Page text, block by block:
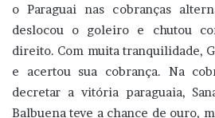
o Paraguai nas cobranças
deslocou o goleiro e chutou
direito. Com muita tranquilidade,
e acertou sua cobrança. Na
decretar a vitória paraguaia,
Balbuena teve a chance de ouro,